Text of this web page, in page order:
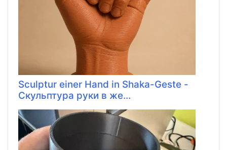
Sculptur einer Hand in Shaka-Geste -
Скульптура руки в же...